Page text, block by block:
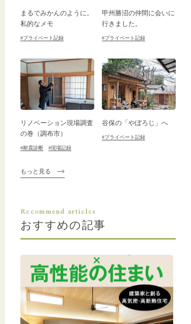
まるでみかんのように。
私的なメモ
#プライベート記録
甲州勝沼の仲間に会いに
行きました。
#プライベート記録
リノベーション現場調査
の巻（調布市）
#耐震診断 #現場記録
谷保の「やぼろじ」へ
#プライベート記録
もっと見る
Recommend articles
おすすめの記事